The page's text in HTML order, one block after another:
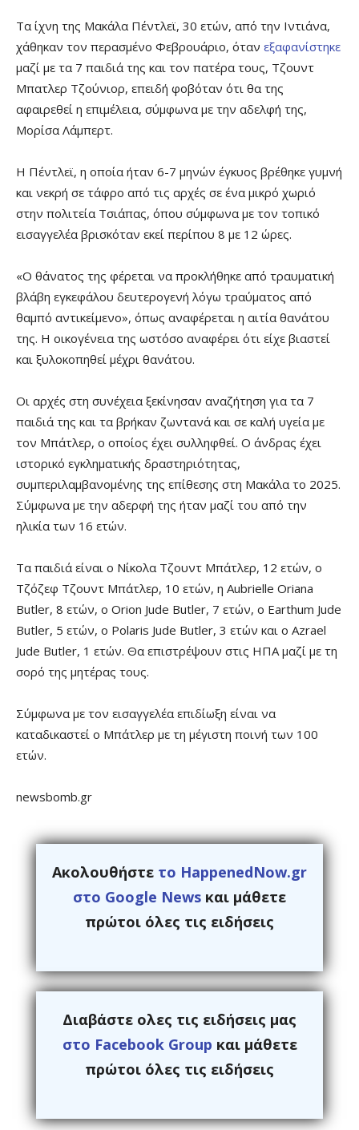
Τα ίχνη της Μακάλα Πέντλεϊ, 30 ετών, από την Ιντιάνα,
χάθηκαν τον περασμένο Φεβρουάριο, όταν εξαφανίστηκε
μαζί με τα 7 παιδιά της και τον πατέρα τους, Τζουντ
Μπατλερ Τζούνιορ, επειδή φοβόταν ότι θα της
αφαιρεθεί η επιμέλεια, σύμφωνα με την αδελφή της,
Μορίσα Λάμπερτ.
Η Πέντλεϊ, η οποία ήταν 6-7 μηνών έγκυος βρέθηκε γυμνή
και νεκρή σε τάφρο από τις αρχές σε ένα μικρό χωριό
στην πολιτεία Τσιάπας, όπου σύμφωνα με τον τοπικό
εισαγγελέα βρισκόταν εκεί περίπου 8 με 12 ώρες.
«Ο θάνατος της φέρεται να προκλήθηκε από τραυματική
βλάβη εγκεφάλου δευτερογενή λόγω τραύματος από
θαμπό αντικείμενο», όπως αναφέρεται η αιτία θανάτου
της. Η οικογένεια της ωστόσο αναφέρει ότι είχε βιαστεί
και ξυλοκοπηθεί μέχρι θανάτου.
Οι αρχές στη συνέχεια ξεκίνησαν αναζήτηση για τα 7
παιδιά της και τα βρήκαν ζωντανά και σε καλή υγεία με
τον Μπάτλερ, ο οποίος έχει συλληφθεί. Ο άνδρας έχει
ιστορικό εγκληματικής δραστηριότητας,
συμπεριλαμβανομένης της επίθεσης στη Μακάλα το 2025.
Σύμφωνα με την αδερφή της ήταν μαζί του από την
ηλικία των 16 ετών.
Τα παιδιά είναι ο Νίκολα Τζουντ Μπάτλερ, 12 ετών, ο
Τζόζεφ Τζουντ Μπάτλερ, 10 ετών, η Aubrielle Oriana
Butler, 8 ετών, ο Orion Jude Butler, 7 ετών, ο Earthum Jude
Butler, 5 ετών, ο Polaris Jude Butler, 3 ετών και ο Azrael
Jude Butler, 1 ετών. Θα επιστρέψουν στις ΗΠΑ μαζί με τη
σορό της μητέρας τους.
Σύμφωνα με τον εισαγγελέα επιδίωξη είναι να
καταδικαστεί ο Μπάτλερ με τη μέγιστη ποινή των 100
ετών.
newsbomb.gr
Ακολουθήστε το HappenedNow.gr
στο Google News και μάθετε
πρώτοι όλες τις ειδήσεις
Διαβάστε ολες τις ειδήσεις μας
στο Facebook Group και μάθετε
πρώτοι όλες τις ειδήσεις